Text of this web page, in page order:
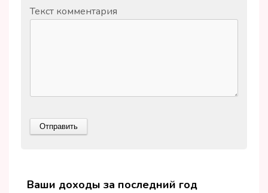
Текст комментария
Ваши доходы за последний год